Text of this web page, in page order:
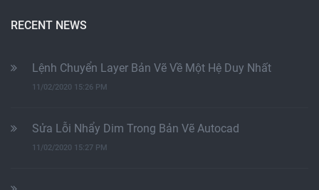
RECENT NEWS
Lệnh Chuyển Layer Bản Vẽ Về Một Hệ Duy Nhất
11/02/2020 15:26 PM
Sửa Lỗi Nhẩy Dim Trong Bản Vẽ Autocad
11/02/2020 15:27 PM